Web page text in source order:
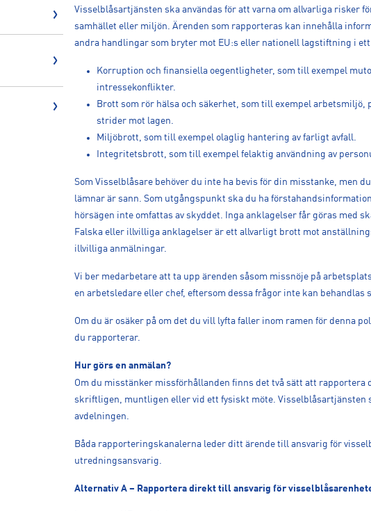
Visselblåsartjänsten ska användas för att varna om allvarliga risker
samhället eller miljön. Ärenden som rapporteras kan innehålla
andra handlingar som bryter mot EU:s eller nationell lagstiftning i
Korruption och finansiella oegentligheter, som till exempel
intressekonflikter.
Brott som rör hälsa och säkerhet, som till exempel
strider mot lagen.
Miljöbrott, som till exempel olaglig hantering av farligt avfall.
Integritetsbrott, som till exempel felaktig användning av
Som Visselblåsare behöver du inte ha bevis för din misstanke, men
lämnar är sann. Som utgångspunkt ska du ha
hörsägen inte omfattas av skyddet. Inga anklagelser får göras med
Falska eller illvilliga anklagelser är ett allvarligt brott mot
illvilliga anmälningar.
Vi ber medarbetare att ta upp ärenden såsom missnöje på
en arbetsledare eller chef, eftersom dessa frågor inte kan behandlas
Om du är osäker på om det du vill lyfta faller inom ramen för denna
du rapporterar.
Hur görs en anmälan?
Om du misstänker missförhållanden finns det två sätt att rapportera
skriftligen, muntligen eller vid ett fysiskt möte.
avdelningen.
Båda rapporteringskanalerna leder ditt ärende till ansvarig för
utredningsansvarig.
Alternativ A – Rapportera direkt till ansvarig för